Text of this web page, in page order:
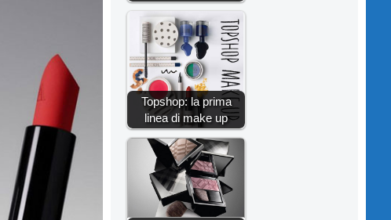
Topshop: la prima
linea di make up